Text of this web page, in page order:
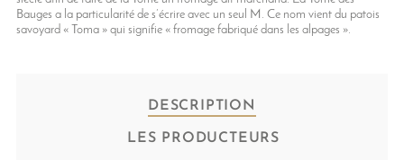
DESCRIPTION
LES PRODUCTEURS
Bauges a la particularité de s’écrire avec un seul M. Ce nom vient du patois
savoyard « Toma » qui signifie « fromage fabriqué dans les alpages ».